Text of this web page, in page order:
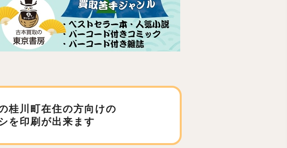
桂川町在住の方向けの
を印刷が出来ます